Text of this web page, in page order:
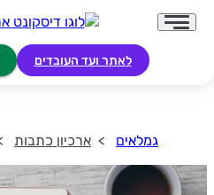
לאתר ועד העובדים
גמלאים ארכיון כתבות